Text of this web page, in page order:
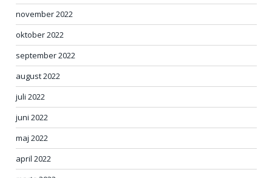
november 2022
oktober 2022
september 2022
august 2022
juli 2022
juni 2022
maj 2022
april 2022